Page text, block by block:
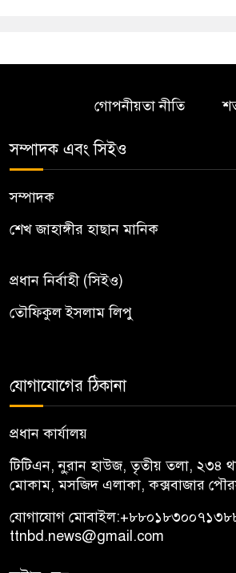
গোপনীয়তা নীতি
সম্পাদক এবং সিইও
সম্পাদক
শেখ জাহাঙ্গীর হাছান মানিক
প্রধান নির্বাহী (সিইও)
তৌফিকুল ইসলাম লিপু
যোগাযোগের ঠিকানা
প্রধান কার্যালয়
টিটিএন, নু্রান হাউজ, তৃতীয় তলা, ২৩৪
মোকাম, মসজিদ এলাকা, কক্সবাজার
যোগাযোগ মোবাইল:
ttnbd.news@gmail.com